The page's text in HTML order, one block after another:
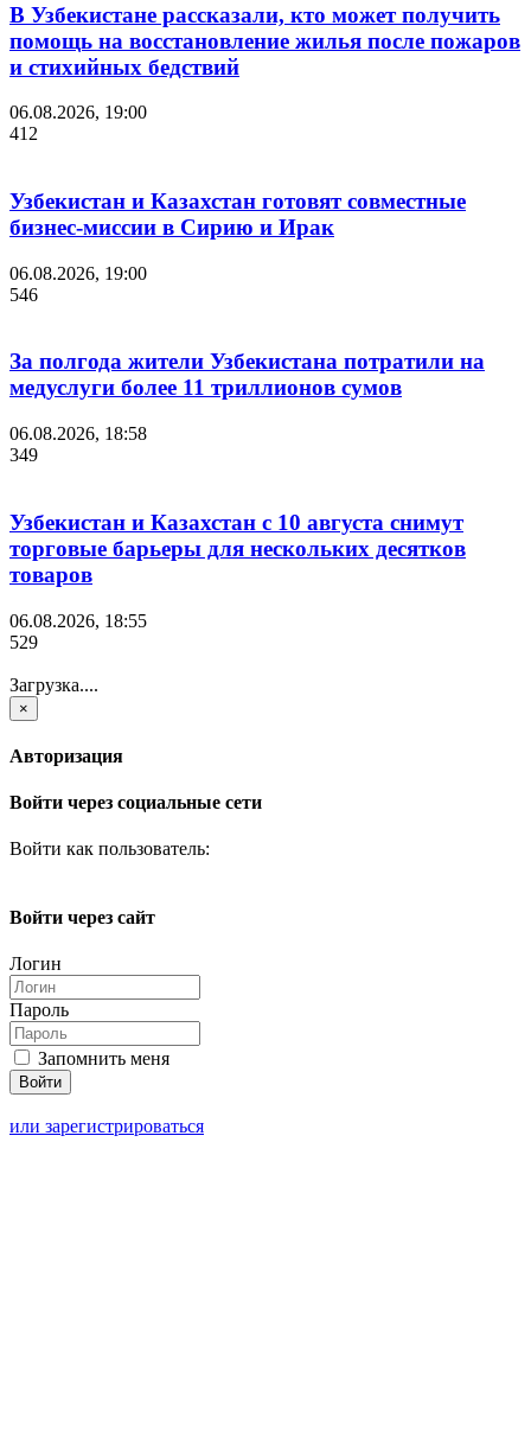
В Узбекистане рассказали, кто может получить
помощь на восстановление жилья после пожаров
и стихийных бедствий
06.08.2026, 19:00
412
Узбекистан и Казахстан готовят совместные
бизнес-миссии в Сирию и Ирак
06.08.2026, 19:00
546
За полгода жители Узбекистана потратили на
медуслуги более 11 триллионов сумов
06.08.2026, 18:58
349
Узбекистан и Казахстан с 10 августа снимут
торговые барьеры для нескольких десятков
товаров
06.08.2026, 18:55
529
Загрузка....
×
Авторизация
Войти через социальные сети
Войти как пользователь:
Войти через сайт
Логин
Пароль
Запомнить меня
или зарегистрироваться